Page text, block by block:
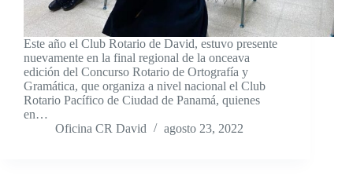
Este año el Club Rotario de David, estuvo presente
nuevamente en la final regional de la onceava
edición del Concurso Rotario de Ortografía y
Gramática, que organiza a nivel nacional el Club
Rotario Pacífico de Ciudad de Panamá, quienes
en…
Oficina CR David
agosto 23, 2022